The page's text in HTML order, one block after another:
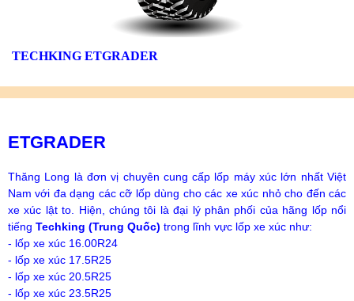
TECHKING ETGRADER
ETGRADER
Thăng Long là đơn vị chuyên cung cấp lốp máy xúc lớn nhất Việt
Nam với đa dạng các cỡ lốp dùng cho các xe xúc nhỏ cho đến các
xe xúc lật to. Hiện, chúng tôi là đại lý phân phối của hãng lốp nổi
tiếng Techking (Trung Quốc) trong lĩnh vực lốp xe xúc như:
- lốp xe xúc 16.00R24
- lốp xe xúc 17.5R25
- lốp xe xúc 20.5R25
- lốp xe xúc 23.5R25